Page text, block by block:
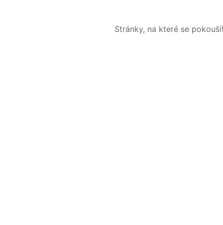
Stránky, na které se